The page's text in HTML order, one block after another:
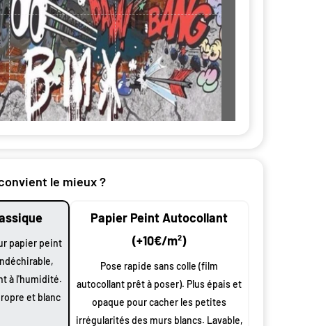
le mieux ?
papier peint
à l'humidité.
et blanc
Papier Peint Autocollant
(+10€/m²)
Pose rapide sans colle (film
autocollant prêt à poser). Plus épais et
opaque pour cacher les petites
irrégularités des murs blancs. Lavable,
par
et
largeur
à vos